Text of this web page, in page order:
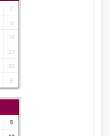
2
9
16
23
30
6
5